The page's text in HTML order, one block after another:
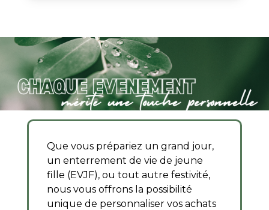
Que vous prépariez un grand jour,
un enterrement de vie de jeune
fille (EVJF), ou tout autre festivité,
nous vous offrons la possibilité
unique de personnaliser vos achats